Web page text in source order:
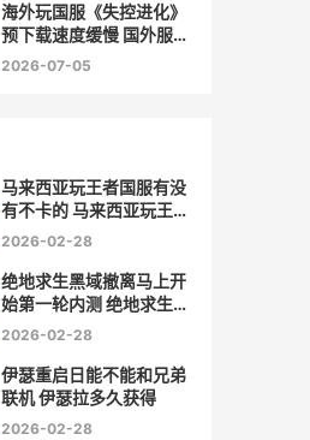
海外玩国服《失控进化》
预下载速度缓慢 国外服的
游戏
2026-07-05
马来西亚玩王者国服有没
有不卡的 马来西亚玩王者
国服延迟高吗
2026-02-28
绝地求生黑域撤离马上开
始第一轮内测 绝地求生黑
域撤离掉宝活动
2026-02-28
伊瑟重启日能不能和兄弟
联机 伊瑟拉多久获得
2026-02-28